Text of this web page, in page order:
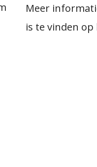
Meer
is te vinden op